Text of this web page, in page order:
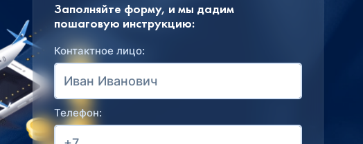
Заполняйте форму, и мы дадим
пошаговую инструкцию:
Контактное лицо:
Телефон: